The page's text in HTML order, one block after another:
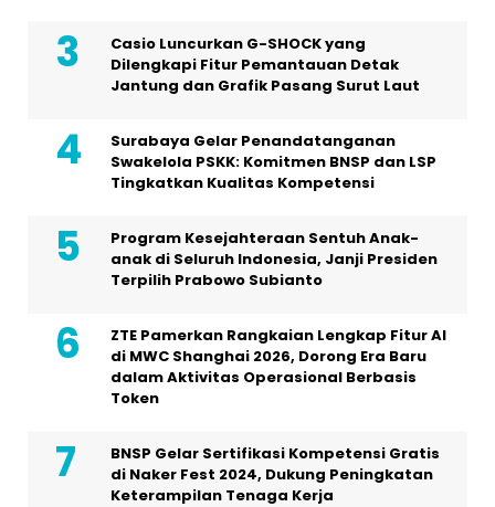
Casio Luncurkan G-SHOCK yang
Dilengkapi Fitur Pemantauan Detak
Jantung dan Grafik Pasang Surut Laut
Surabaya Gelar Penandatanganan
Swakelola PSKK: Komitmen BNSP dan LSP
Tingkatkan Kualitas Kompetensi
Program Kesejahteraan Sentuh Anak-
anak di Seluruh Indonesia, Janji Presiden
Terpilih Prabowo Subianto
ZTE Pamerkan Rangkaian Lengkap Fitur AI
di MWC Shanghai 2026, Dorong Era Baru
dalam Aktivitas Operasional Berbasis
Token
BNSP Gelar Sertifikasi Kompetensi Gratis
di Naker Fest 2024, Dukung Peningkatan
Keterampilan Tenaga Kerja